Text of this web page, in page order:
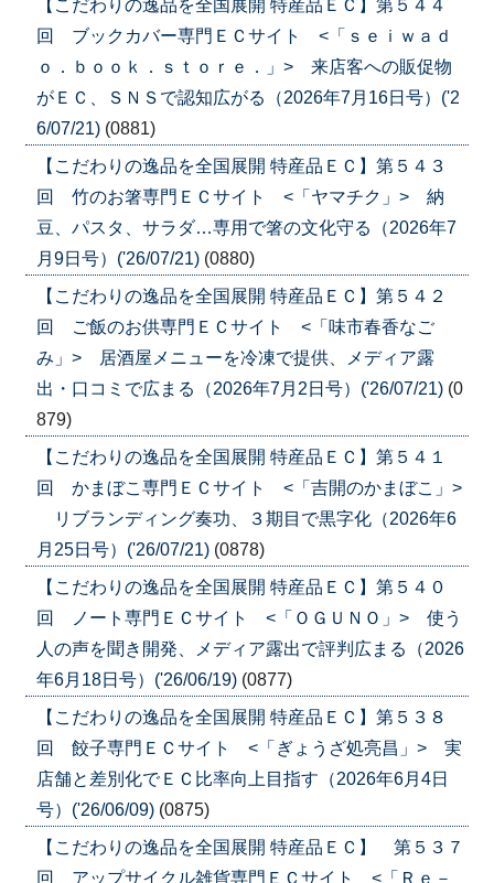
【こだわりの逸品を全国展開 特産品ＥＣ】第５４４
回 ブックカバー専門ＥＣサイト <「ｓｅｉｗａｄ
ｏ．ｂｏｏｋ．ｓｔｏｒｅ．」> 来店客への販促物
がＥＣ、ＳＮＳで認知広がる（2026年7月16日号）('2
6/07/21) (0881)
【こだわりの逸品を全国展開 特産品ＥＣ】第５４３
回 竹のお箸専門ＥＣサイト <「ヤマチク」> 納
豆、パスタ、サラダ…専用で箸の文化守る（2026年7
月9日号）('26/07/21) (0880)
【こだわりの逸品を全国展開 特産品ＥＣ】第５４２
回 ご飯のお供専門ＥＣサイト <「味市春香なご
み」> 居酒屋メニューを冷凍で提供、メディア露
出・口コミで広まる（2026年7月2日号）('26/07/21) (0
879)
【こだわりの逸品を全国展開 特産品ＥＣ】第５４１
回 かまぼこ専門ＥＣサイト <「吉開のかまぼこ」>
リブランディング奏功、３期目で黒字化（2026年6
月25日号）('26/07/21) (0878)
【こだわりの逸品を全国展開 特産品ＥＣ】第５４０
回 ノート専門ＥＣサイト <「ＯＧＵＮＯ」> 使う
人の声を聞き開発、メディア露出で評判広まる（2026
年6月18日号）('26/06/19) (0877)
【こだわりの逸品を全国展開 特産品ＥＣ】第５３８
回 餃子専門ＥＣサイト <「ぎょうざ処亮昌」> 実
店舗と差別化でＥＣ比率向上目指す（2026年6月4日
号）('26/06/09) (0875)
【こだわりの逸品を全国展開 特産品ＥＣ】 第５３７
回 アップサイクル雑貨専門ＥＣサイト <「Ｒｅ－